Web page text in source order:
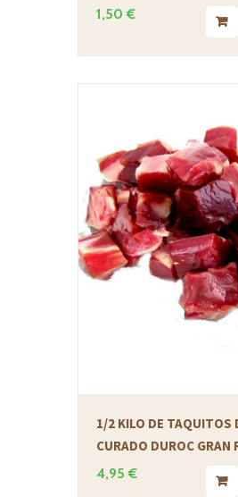
1,50 €
1/2 KILO DE TAQUITOS
CURADO DUROC GRAN
4,95 €